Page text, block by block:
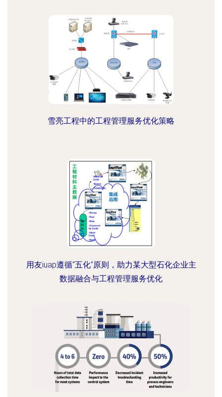
雪亮工程中的工程管理服务优化策略
用友iuap遵循“五化”原则，助力某大型石化企业主
数据融合与工程管理服务优化